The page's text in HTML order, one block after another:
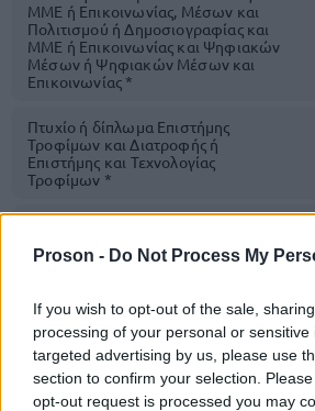
Proson - Do Not Process My
If you wish to opt-out of the sale,
processing of your personal or
targeted advertising by us, please use
section to confirm your selection.
opt-out request is processed you may
ΜΜΕ ή Επικοινωνίας, Μέσων και
Πολιτισμού ή Δημοσιογραφίας και
ΜΜΕ ή Επικοινωνίας και Ψηφιακών
Μέσων ή Ψηφιακών Μέσων και
Επικοινωνίας *
Πτυχίο ή δίπλωμα Επιστήμης
Τροφίμων και Διατροφής ή
Επιστήμης και Τεχνολογίας
Τροφίμων *
Ανθρώπου ή Επιστήμης και
κατευθύνσεις: Επιστήμης
Τεχνολογίας Τροφίμων ή Γεωργικών
Βιομηχανιών και Τεχνολογίας
Τροφίμων ή Αγροτικής Ανάπτυξης με
κατεύθυνση Επιστήμης και
Τεχνολογίας Τροφίμων *